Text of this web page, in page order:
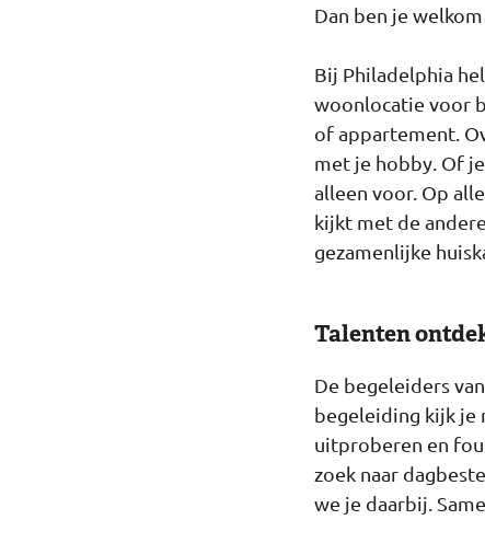
Dan ben je
Bij Philadelphia
woonlocatie voor
of appartement.
met je hobby. Of
alleen voor. Op
kijkt met de
gezamenlijke
Talenten
De begeleiders
begeleiding kijk je
uitproberen en
zoek naar
we je daarbij.